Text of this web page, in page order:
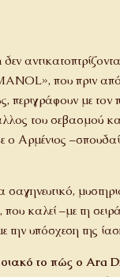
που πριν από
περιγράφουν με τον
του σεβασμού
ο Αρμένιος
σαγηνευτικό,
καλεί –με τη
την υπόσχεση της
το πώς ο Ara